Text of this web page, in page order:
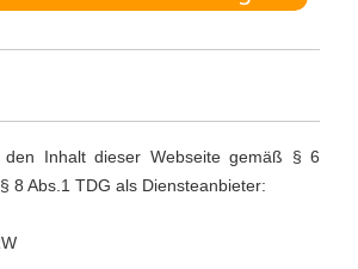
den Inhalt dieser Webseite gemäß § 6
8 Abs.1 TDG als Diensteanbieter: